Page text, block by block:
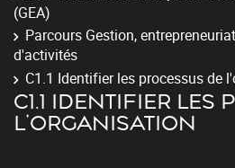
(GEA)
Parcours Gestion,
d'activités
C1.1 Identifier les processus de
C1.1 IDENTIFIER LES
L'ORGANISATION